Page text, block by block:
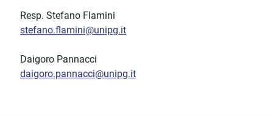
Resp. Stefano Flamini
stefano.flamini@unipg.it
Daigoro Pannacci
daigoro.pannacci@unipg.it